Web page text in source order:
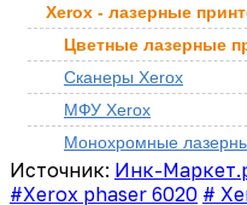
Xerox - лазерные
Цветные лазерные
Сканеры Xerox
МФУ Xerox
Монохромные
Источник: Инк-
#Xerox phaser 6020 #